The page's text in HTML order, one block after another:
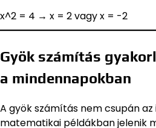
x^2 = 4 → x = 2 vagy x = -2
Gyök számítás
a mindennapokban
A gyök számítás nem csupán
matematikai példákban jelenik